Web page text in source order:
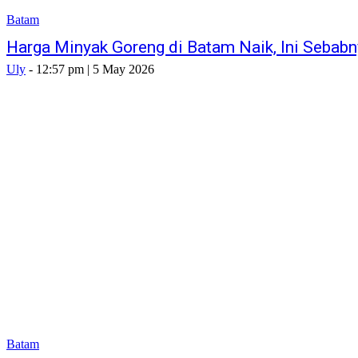
Batam
Harga Minyak Goreng di Batam Naik, Ini
Uly - 12:57 pm | 5 May 2026
Batam